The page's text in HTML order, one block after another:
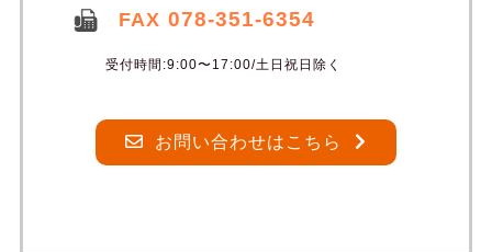
FAX 078-351-6354
受付時間:9:00〜17:00/土日祝日除く
お問い合わせはこちら